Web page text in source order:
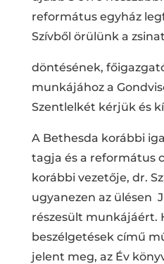
református egyház
Szívből örülünk a
döntésének,
munkájához a
Szentlelkét kérjük és
A Bethesda korábbi
tagja és a református
korábbi vezetője, dr.
ugyanezen az ülésen
részesült munkájáért.
beszélgetések című
jelent meg, az Év